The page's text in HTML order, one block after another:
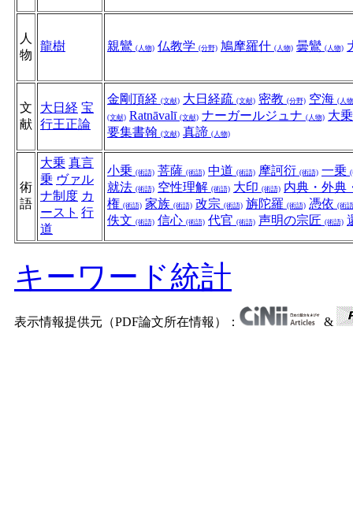
人
物
龍樹 親鸞 (人物) 仏教学 (分野) 鳩摩羅什 (人物) 曇鸞 (人物)
文
献
大日経 宝
行王正論
金剛頂経 (文献) 大日経疏 (文献) 密教 (分野) 空海 (人
(文献) Ratnāvalī (文献) ナーガールジュナ (人物) 大
要集書翰 (文献) 真諦 (人物)
術
語
大乗 真言
乗 ヴァル
ナ制度 カ
ースト 行
道
小乗 (術語) 菩薩 (術語) 中道 (術語) 摩訶衍 (術語) 一乗
就法 (術語) 空性理解 (術語) 大印 (術語) 内典・外典
権 (術語) 家族 (術語) 改宗 (術語) 旃陀羅 (術語) 憑依 (術
佚文 (術語) 信心 (術語) 代官 (術語) 声明の宗匠 (術語)
キーワード統計
表示情報提供元（PDF論文所在情報）： &